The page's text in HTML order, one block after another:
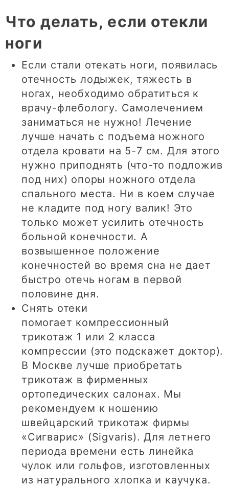
Что делать, если отекли
ноги
Если стали отекать ноги, появилась
отечность лодыжек, тяжесть в
ногах, необходимо обратиться к
врачу-флебологу. Самолечением
заниматься не нужно! Лечение
лучше начать с подъема ножного
отдела кровати на 5-7 см. Для этого
нужно приподнять (что-то подложив
под них) опоры ножного отдела
спального места. Ни в коем случае
не кладите под ногу валик! Это
только может усилить отечность
больной конечности. А
возвышенное положение
конечностей во время сна не дает
быстро отечь ногам в первой
половине дня.
Снять отеки
помогает компрессионный
трикотаж 1 или 2 класса
компрессии (это подскажет доктор).
В Москве лучше приобретать
трикотаж в фирменных
ортопедических салонах. Мы
рекомендуем к ношению
швейцарский трикотаж фирмы
«Сигварис» (Sigvaris). Для летнего
периода времени есть линейка
чулок или гольфов, изготовленных
из натурального хлопка и каучука.